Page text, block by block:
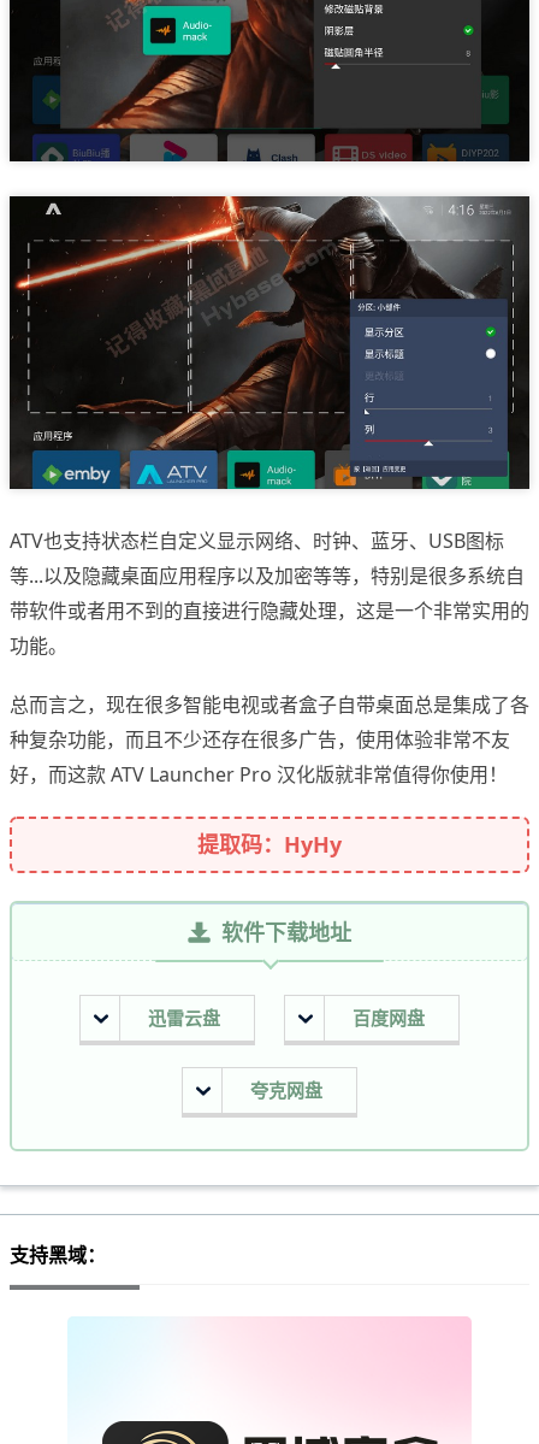
ATV也支持状态栏自定义显示网络、时钟、蓝牙、USB图标
等...以及隐藏桌面应用程序以及加密等等，特别是很多系统自
带软件或者用不到的直接进行隐藏处理，这是一个非常实用的
功能。
总而言之，现在很多智能电视或者盒子自带桌面总是集成了各
种复杂功能，而且不少还存在很多广告，使用体验非常不友
好，而这款 ATV Launcher Pro 汉化版就非常值得你使用！
提取码：HyHy
软件下载地址
迅雷云盘 百度网盘
夸克网盘
支持黑域：